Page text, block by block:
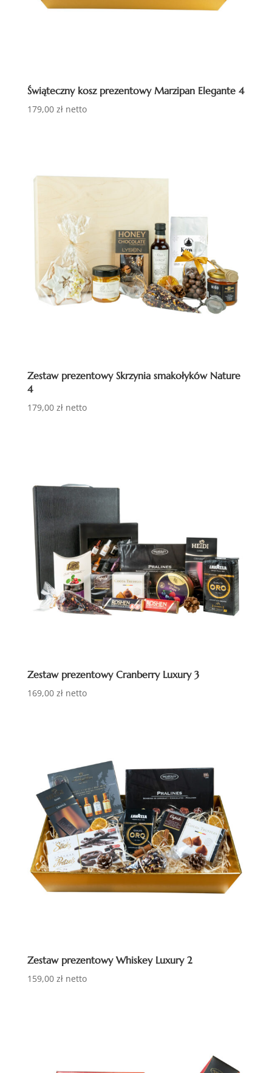
Świąteczny kosz prezentowy Marzipan Elegante 4
179,00 zł netto
Zestaw prezentowy Skrzynia smakołyków Nature
4
179,00 zł netto
Zestaw prezentowy Cranberry Luxury 3
169,00 zł netto
Zestaw prezentowy Whiskey Luxury 2
159,00 zł netto